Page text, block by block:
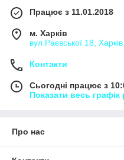
Працює з 11.01.2018
м. Харків
вул.Раєвської 18,
Контакти
Сьогодні працює з
Показати весь графік
Про нас